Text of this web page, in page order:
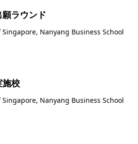
ラウンド
Nanyang Business School
施校
Nanyang Business School